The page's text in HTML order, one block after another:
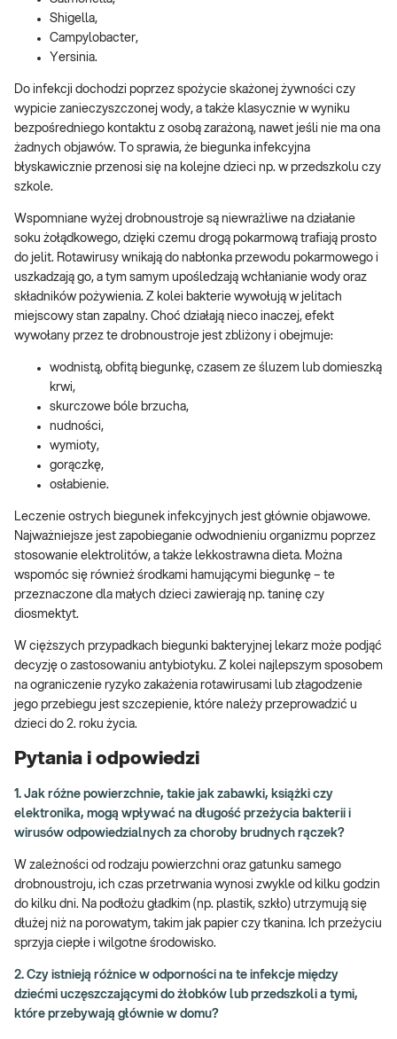
Shigella,
Campylobacter,
Yersinia.
Do infekcji dochodzi poprzez spożycie skażonej żywności czy
wypicie zanieczyszczonej wody, a także klasycznie w wyniku
bezpośredniego kontaktu z osobą zarażoną, nawet jeśli nie ma ona
żadnych objawów. To sprawia, że biegunka infekcyjna
błyskawicznie przenosi się na kolejne dzieci np. w przedszkolu czy
szkole.
Wspomniane wyżej drobnoustroje są niewrażliwe na działanie
soku żołądkowego, dzięki czemu drogą pokarmową trafiają prosto
do jelit. Rotawirusy wnikają do nabłonka przewodu pokarmowego i
uszkadzają go, a tym samym upośledzają wchłanianie wody oraz
składników pożywienia. Z kolei bakterie wywołują w jelitach
miejscowy stan zapalny. Choć działają nieco inaczej, efekt
wywołany przez te drobnoustroje jest zbliżony i obejmuje:
wodnistą, obfitą biegunkę, czasem ze śluzem lub domieszką
krwi,
skurczowe bóle brzucha,
nudności,
wymioty,
gorączkę,
osłabienie.
Leczenie ostrych biegunek infekcyjnych jest głównie objawowe.
Najważniejsze jest zapobieganie odwodnieniu organizmu poprzez
stosowanie elektrolitów, a także lekkostrawna dieta. Można
wspomóc się również środkami hamującymi biegunkę – te
przeznaczone dla małych dzieci zawierają np. taninę czy
diosmektyt.
W cięższych przypadkach biegunki bakteryjnej lekarz może podjąć
decyzję o zastosowaniu antybiotyku. Z kolei najlepszym sposobem
na ograniczenie ryzyko zakażenia rotawirusami lub złagodzenie
jego przebiegu jest szczepienie, które należy przeprowadzić u
dzieci do 2. roku życia.
Pytania i odpowiedzi
1. Jak różne powierzchnie, takie jak zabawki, książki czy
elektronika, mogą wpływać na długość przeżycia bakterii i
wirusów odpowiedzialnych za choroby brudnych rączek?
W zależności od rodzaju powierzchni oraz gatunku samego
drobnoustroju, ich czas przetrwania wynosi zwykle od kilku godzin
do kilku dni. Na podłożu gładkim (np. plastik, szkło) utrzymują się
dłużej niż na porowatym, takim jak papier czy tkanina. Ich przeżyciu
sprzyja ciepłe i wilgotne środowisko.
2. Czy istnieją różnice w odporności na te infekcje między
dziećmi uczęszczającymi do żłobków lub przedszkoli a tymi,
które przebywają głównie w domu?